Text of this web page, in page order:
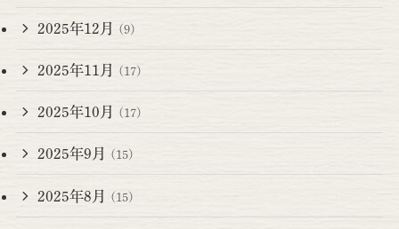
2025年12月 (9)
2025年11月 (17)
2025年10月 (17)
2025年9月 (15)
2025年8月 (15)